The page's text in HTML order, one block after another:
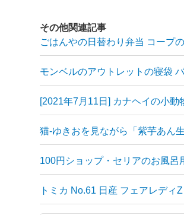
その他関連記事
ごはんやの日替わり弁当 コープ
モンベルのアウトレットの寝袋
[2021年7月11日] カナヘイの小動
猫-ゆきおを見ながら「紫芋あん
100円ショップ・セリアのお風呂
トミカ No.61 日産 フェアレディ